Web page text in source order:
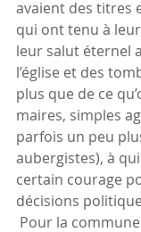
avaient des titres
qui ont tenu à
leur salut éternel
l’église et des
plus que de ce
maires, simples
parfois un peu
aubergistes), à
certain courage
décisions